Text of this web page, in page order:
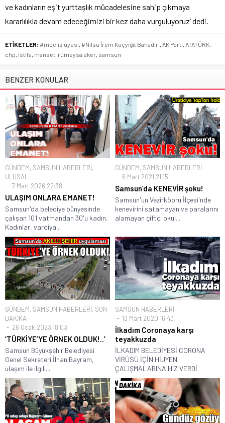
ve kadınların eşit yurttaşlık mücadelesine sahip çıkmaya
kararlılıkla devam edeceğimizi bir kez daha vurguluyoruz’ dedi.
ETİKETLER: #meclis üyesi, #Nilsu İrem Koçyiğit Bahadır. , AK Parti, ATATÜRK,
chp, istifa, manset, rümeysa eker, samsun
BENZER KONULAR
GÜNDEM, SAMSUN HABERLERİ,
ULUSAL
7 Mart 2026 22:38
ULAŞIM ONLARA EMANET!
Samsun'da belediye bünyesinde
çalışan 101 vatmandan 30'u kadın.
Kadınlar, vardiya...
GÜNDEM, SAMSUN HABERLERİ
6 Mart 2021 21:15
Samsun’da KENEVİR şoku!
Samsun'un Vezirköprü İlçesi'nde
kenevirini satamayan ve paralarını
alamayan çiftçi okul...
GÜNDEM, SAMSUN HABERLERİ, SON
DAKİKA
26 Ocak 2023 18:03
‘TÜRKİYE’YE ÖRNEK OLDUK!..’
Samsun Büyükşehir Belediyesi
Genel Sekreteri İlhan Bayram,
ulaşım ile ilgili...
SAMSUN HABERLERİ
13 Mart 2020 16:43
İlkadım Coronaya karşı
teyakkuzda
İLKADIM BELEDİYESİ CORONA
VİRÜSÜ İÇİN HİJYEN
ÇALIŞMALARINA HIZ VERDİ